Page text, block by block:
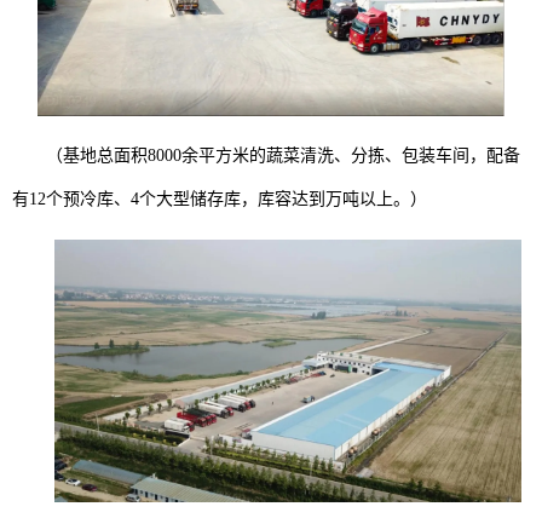
（基地总面积8000余平方米的蔬菜清洗、分拣、包装车间，配备
有12个预冷库、4个大型储存库，库容达到万吨以上。）